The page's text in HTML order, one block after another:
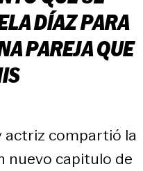
DÍAZ PARA
PAREJA QUE
actriz compartió la
nuevo capitulo de